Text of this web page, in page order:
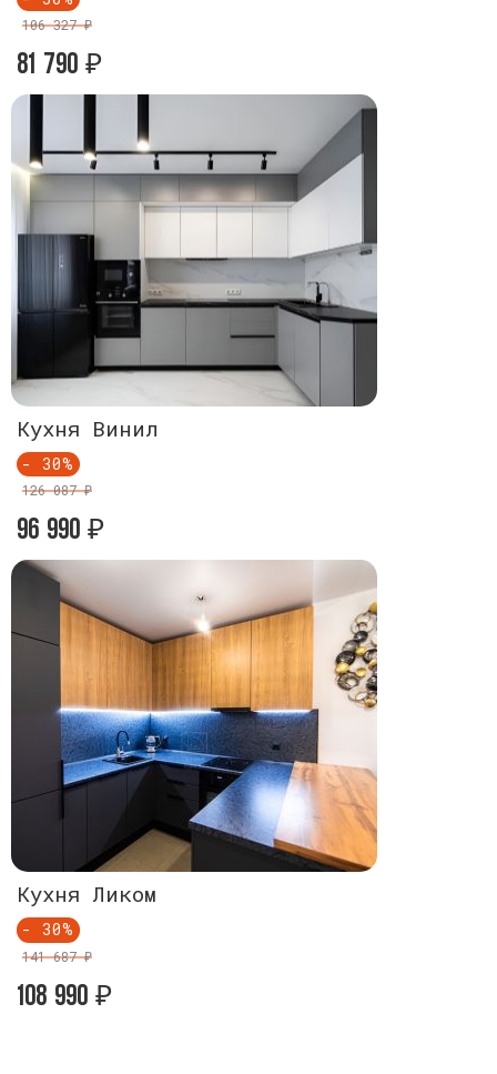
106 327 ₽
81 790 ₽
Кухня Винил
- 30%
126 087 ₽
96 990 ₽
Кухня Ликом
- 30%
141 687 ₽
108 990 ₽